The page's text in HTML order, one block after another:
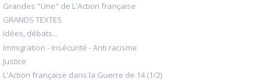
Grandes "Une" de L'Action française
GRANDS TEXTES
Idées, débats...
Immigration - Insécurité - Anti racisme
Justice
L'Action française dans la Guerre de 14 (1/2)